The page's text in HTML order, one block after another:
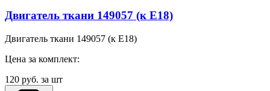
Двигатель ткани 149057 (к E18)
Двигатель ткани 149057 (к E18)
Цена за комплект:
120 руб. за шт